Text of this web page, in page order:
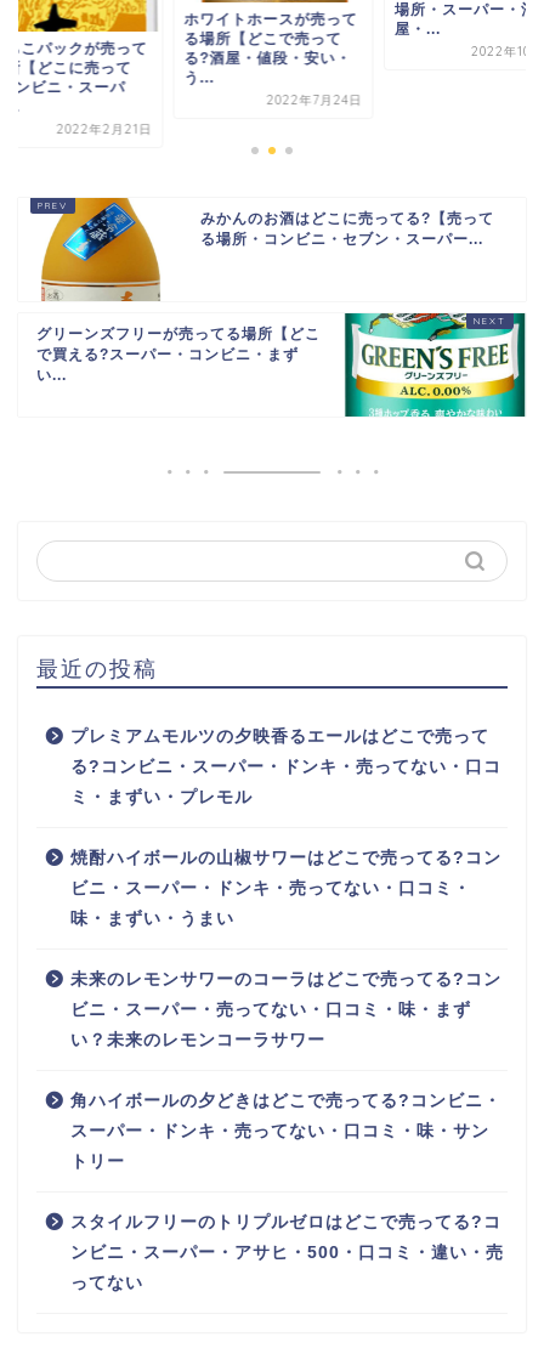
ちこパックが売って
所【どこに売って
ンビニ・スーパ
...
2022年2月21日
ホワイトホースが売って
る場所【どこで売って
る?酒屋・値段・安い・
う...
2022年7月24日
場所・スーパー・酒
屋・...
2022年10
みかんのお酒はどこに売ってる?【売って
る場所・コンビニ・セブン・スーパー...
グリーンズフリーが売ってる場所【どこ
で買える?スーパー・コンビニ・まず
い...
最近の投稿
プレミアムモルツの夕映香るエールはどこで売って
る?コンビニ・スーパー・ドンキ・売ってない・口コ
ミ・まずい・プレモル
焼酎ハイボールの山椒サワーはどこで売ってる?コン
ビニ・スーパー・ドンキ・売ってない・口コミ・
味・まずい・うまい
未来のレモンサワーのコーラはどこで売ってる?コン
ビニ・スーパー・売ってない・口コミ・味・まず
い？未来のレモンコーラサワー
角ハイボールの夕どきはどこで売ってる?コンビニ・
スーパー・ドンキ・売ってない・口コミ・味・サン
トリー
スタイルフリーのトリプルゼロはどこで売ってる?コ
ンビニ・スーパー・アサヒ・500・口コミ・違い・売
ってない